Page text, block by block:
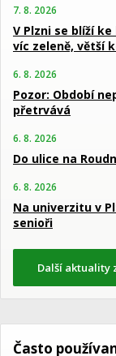
7. 8. 2026
V Plzni se blíží
víc zeleně, větší
6. 8. 2026
Pozor: Období
přetrvává
6. 8. 2026
Do ulice na
6. 8. 2026
Na univerzitu v
senioři
Další aktuality
Často